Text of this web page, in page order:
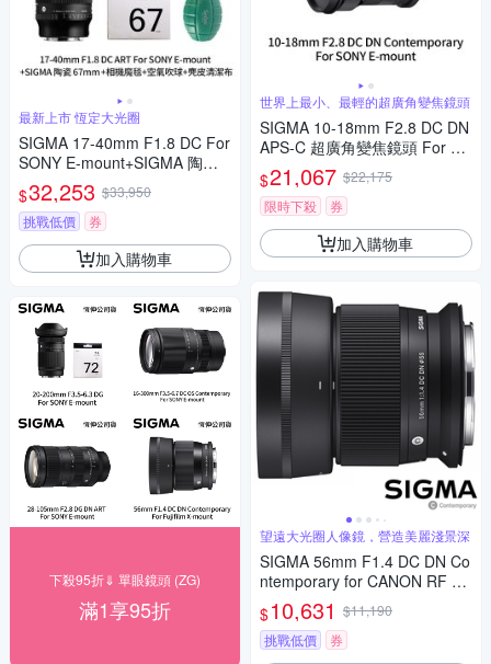
最新上市 恆定大光圈
SIGMA 17-40mm F1.8 DC For
SONY E-mount+SIGMA 陶瓷 6
7mm保護鏡+相機魔毯+BW-13
0吹球+3030麂皮清潔布 (公司
貨)
$32,253 $33,950
挑戰低價
券
加入購物車
下殺95折⇓ 單眼鏡頭 (ZG)
滿1享95折
世界上最小、最輕的超廣角變焦鏡頭
SIGMA 10-18mm F2.8 DC DN
APS-C 超廣角變焦鏡頭 For SO
NY E-mount (公司貨)
$21,067 $22,175
限時下殺
券
加入購物車
望遠大光圈人像鏡，營造美麗淺景深
SIGMA 56mm F1.4 DC DN Co
ntemporary for CANON RF 接
環 (公司貨) 望遠大光圈定焦鏡
人像鏡 APS-C 無反微單眼專用
鏡頭
$10,631 $11,190
挑戰低價
券